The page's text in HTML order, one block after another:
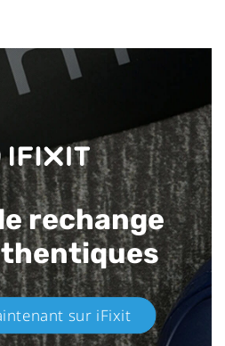
rechange
sur iFixit​